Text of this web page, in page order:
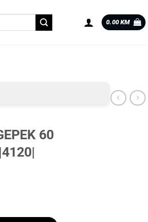
0.00 KM
60
|4120| količina